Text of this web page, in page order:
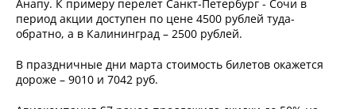
Анапу. К примеру перелет Санкт-Петербург - Сочи в
период акции доступен по цене 4500 рублей туда-
обратно, а в Калининград – 2500 рублей.
В праздничные дни марта стоимость билетов окажется
дороже – 9010 и 7042 руб.